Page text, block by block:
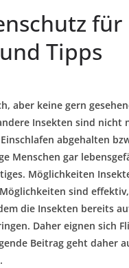
für
Tipps
aber keine gern
Insekten sind
abgehalten
Menschen gar
Möglichkeiten
sind
die Insekten bereits
Daher eignen sich
Beitrag geht daher